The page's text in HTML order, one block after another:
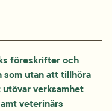
föreskrifter och
som utan att tillhöra
verksamhet
veterinärs